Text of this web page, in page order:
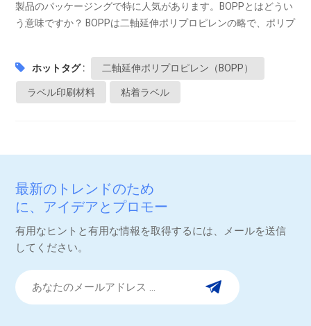
製品のパッケージングで特に人気があります。BOPPとはどうい
う意味ですか？ BOPPは二軸延伸ポリプロピレンの略で、ポリプ
意味します。このプロセスにより、以下の特性が向上します。
強度と耐久性透明感と光沢湿気や化学物質に対する耐性BOPPラ
ベルの主な特徴1. 防水・耐油性BOPPラベルは、水、油、湿気に
さらされる環境下でも非常に優れた性能を発揮するため、飲
応しており、鮮やかな色彩とシャープなグラフィックを実現し
扱い条件下でも形状を維持します。4. 多彩な仕上げオプション
これらは以下の製品と互換性があります：光沢またはマットラ
BOPPラベルは、以下のような用途で広く使用されています。食
品・飲料包装パーソナルケアと化粧品家庭用品および清掃用品
健康・医薬品当社の生産上の優位性BOPPラベルの最適な印刷結
果を保証するため、当社ではフレキソ印刷とオフセット印刷の
両方の技術を活用しており、社内にフレキソ印刷機2台とオフセ
ホットタグ : 二軸延伸ポリプロピレン（BOPP）
ラベル印刷材料 粘着ラベル
最新のトレンドのため
に、アイデアとプロモー
ション。
有用なヒントと有用な情報を取得するには、メールを送信
してください。